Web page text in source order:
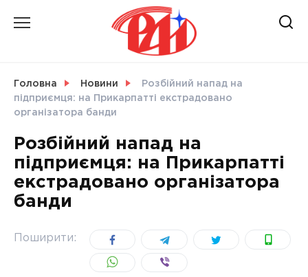
СВІТ
УКРАЇНА
Головна Новини
Розбійний напад на
підприємця: на Прикарпатті екстрадовано
організатора банди
Розбійний напад на
підприємця: на Прикарпатті
екстрадовано організатора
банди
Поширити: